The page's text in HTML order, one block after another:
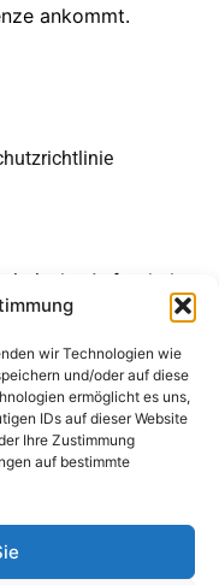
wir Technologien wie
und/oder auf diese
ermöglicht es uns,
IDs auf dieser Website
Ihre Zustimmung
auf bestimmte
ankommt.
Aufenthalte
Website ist in
Unsere
von
Wir bieten keine
keine
die die Seiten
zu anderen